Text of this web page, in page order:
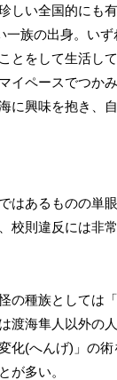
しい全国的にも
族の出身。い
とをして生活し
イペースでつか
に興味を抱き、
はあるものの単
校則違反には非
の種族としては
渡海隼人以外の
化(へんげ)」の
が多い。